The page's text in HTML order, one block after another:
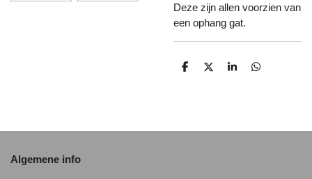
Deze zijn allen voorzien van
een ophang gat.
D
D
S
D
Algemene info